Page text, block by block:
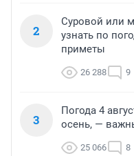
2
Суровой или
узнать по
приметы
26 288 9
3
Погода 4
осень, —
25 066 8